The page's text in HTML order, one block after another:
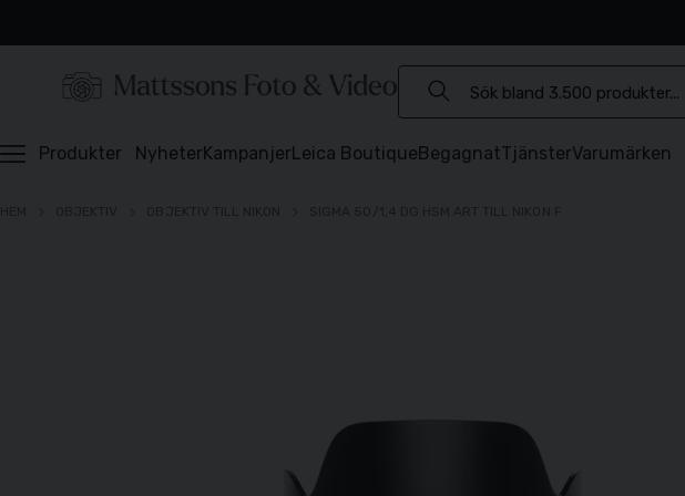
Produkter NyheterKampanjerLeica BoutiqueBegagnatTjänsterVarumärken